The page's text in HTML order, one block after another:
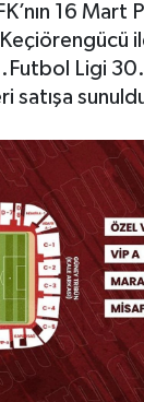
16 Mart
Ligi
satışa
ve Fikstür